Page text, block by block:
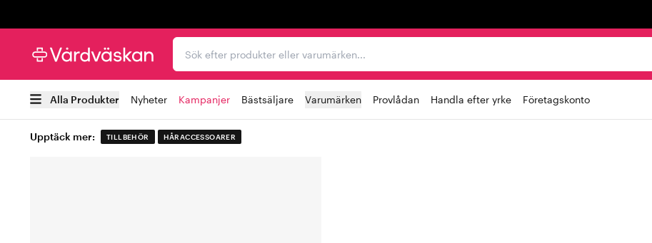
Sök efter produkter eller varumärken...
Alla Produkter Nyheter Kampanjer Bästsäljare Varumärken Provlådan Handla efter yrke Företagskonto
Upptäck mer: TILLBEHÖR HÅRACCESSOARER